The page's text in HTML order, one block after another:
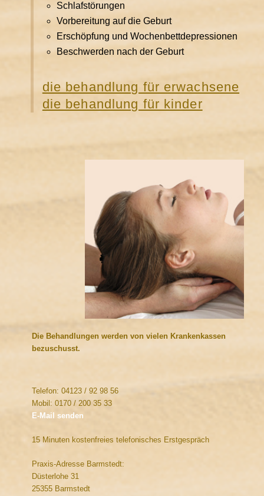
Schlafstörungen
Vorbereitung auf die Geburt
Erschöpfung und Wochenbettdepressionen
Beschwerden nach der Geburt
die behandlung für erwachsene
die behandlung für kinder
Die Behandlungen werden von vielen Krankenkassen
bezuschusst.
Telefon: 04123 / 92 98 56
Mobil: 0170 / 200 35 33
E-Mail senden
15 Minuten kostenfreies telefonisches Erstgespräch
Praxis-Adresse Barmstedt:
Düsterlohe 31
25355 Barmstedt